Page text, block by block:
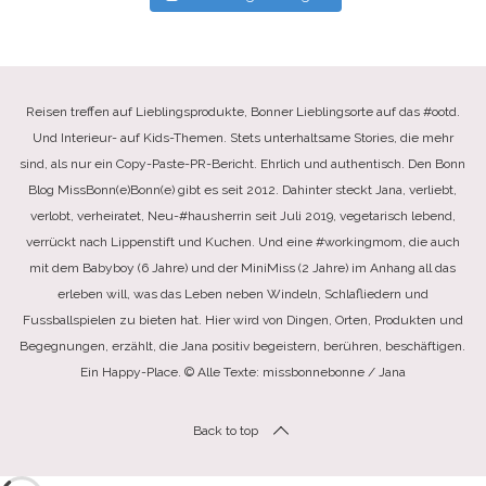
Reisen treffen auf Lieblingsprodukte, Bonner Lieblingsorte auf das #ootd.
Und Interieur- auf Kids-Themen. Stets unterhaltsame Stories, die mehr
sind, als nur ein Copy-Paste-PR-Bericht. Ehrlich und authentisch. Den Bonn
Blog MissBonn(e)Bonn(e) gibt es seit 2012. Dahinter steckt Jana, verliebt,
verlobt, verheiratet, Neu-#hausherrin seit Juli 2019, vegetarisch lebend,
verrückt nach Lippenstift und Kuchen. Und eine #workingmom, die auch
mit dem Babyboy (6 Jahre) und der MiniMiss (2 Jahre) im Anhang all das
erleben will, was das Leben neben Windeln, Schlafliedern und
Fussballspielen zu bieten hat. Hier wird von Dingen, Orten, Produkten und
Begegnungen, erzählt, die Jana positiv begeistern, berühren, beschäftigen.
Ein Happy-Place. © Alle Texte: missbonnebonne / Jana
Back to top